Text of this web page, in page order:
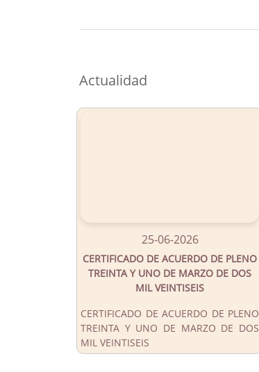
Actualidad
25-06-2026
CERTIFICADO DE ACUERDO DE PLENO
TREINTA Y UNO DE MARZO DE DOS
MIL VEINTISEIS
CERTIFICADO DE ACUERDO DE PLENO
TREINTA Y UNO DE MARZO DE DOS
MIL VEINTISEIS